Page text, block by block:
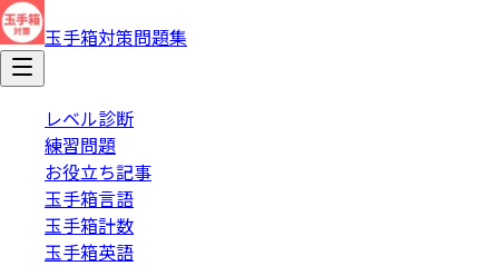
玉手箱対策問題集
レベル診断
練習問題
お役立ち記事
玉手箱言語
玉手箱計数
玉手箱英語